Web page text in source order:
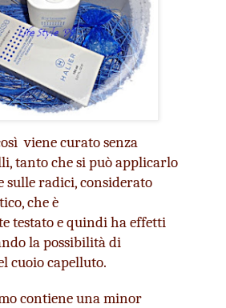
viene curato senza
tanto che si può applicarlo
sulle radici, considerato
che è
testato e quindi ha effetti
la possibilità di
cuoio capelluto.